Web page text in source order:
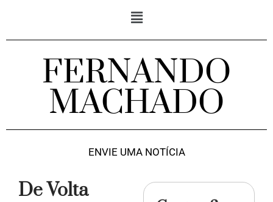
FERNANDO
MACHADO
ENVIE UMA NOTÍCIA
De Volta